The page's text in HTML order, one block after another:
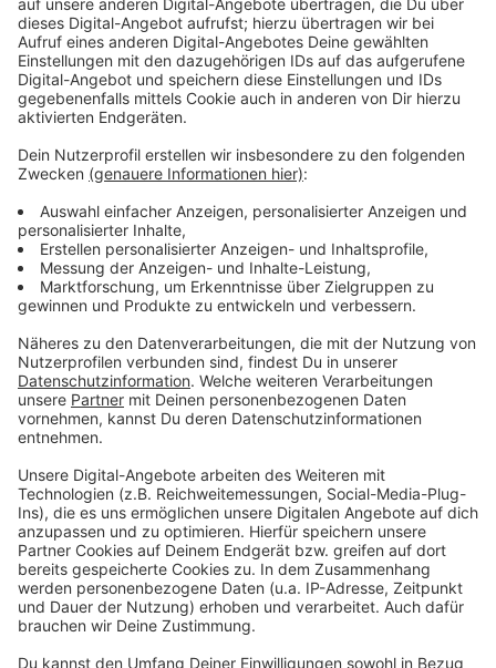
Anzeige
A57 und A52 besonders oft verstopft
Anzeige
in NRW rund 168.000 Stunden im Stau - das waren
nochmal 13.000 Stunden mehr als im Jahr davor. Zu
den fünf besonders belasteten Autobahnen im letzten
Jahr zählte erneut unter anderem die A57. Auch auf
der
zwischen Essen und Düsseldorf standen die
Autofahrerinnen und Autofahrer lange im Stau.
Anzeige
Weitere Infos und Links zum Thema:
Anzeige
Die Meldung des ADAC dazu
Antenne Düsseldorf Verkehrsservice